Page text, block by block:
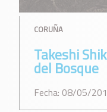
CORUÑA
Takeshi
del Bosque
Fecha: 08/05/